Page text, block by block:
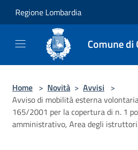
Regione Lombardia
Comune di
Home > Novità > Avvisi >
Avviso di mobilità esterna
165/2001 per la copertura di n. 1
amministrativo, Area degli